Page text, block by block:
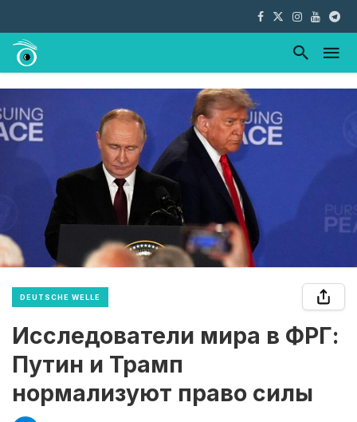
DEUTSCHE WELLE
Исследователи мира в ФРГ:
Путин и Трамп
нормализуют право силы